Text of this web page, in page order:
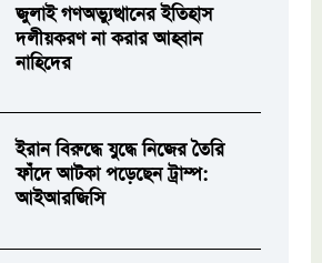
জুলাই গণঅভ্যুত্থানের ইতিহাস
দলীয়করণ না করার আহ্বান
নাহিদের
ইরান বিরুদ্ধে যুদ্ধে নিজের তৈরি
ফাঁদে আটকা পড়েছেন ট্রাম্প:
আইআরজিসি